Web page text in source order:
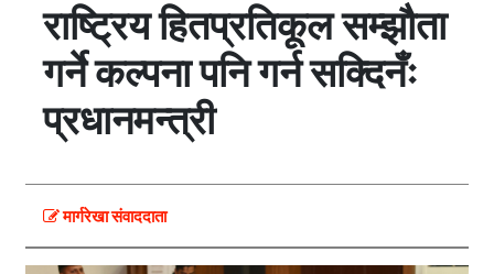
राष्ट्रिय हितप्रतिकूल सम्झौता
गर्ने कल्पना पनि गर्न सक्दिनँः
प्रधानमन्त्री
मार्गरेखा संवाददाता